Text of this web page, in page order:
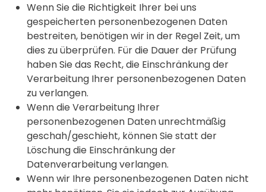
Wenn Sie die Richtigkeit Ihrer bei uns
gespeicherten personenbezogenen Daten
bestreiten, benötigen wir in der Regel Zeit, um
dies zu überprüfen. Für die Dauer der Prüfung
haben Sie das Recht, die Einschränkung der
Verarbeitung Ihrer personenbezogenen Daten
zu verlangen.
Wenn die Verarbeitung Ihrer
personenbezogenen Daten unrechtmäßig
geschah/geschieht, können Sie statt der
Löschung die Einschränkung der
Datenverarbeitung verlangen.
Wenn wir Ihre personenbezogenen Daten nicht